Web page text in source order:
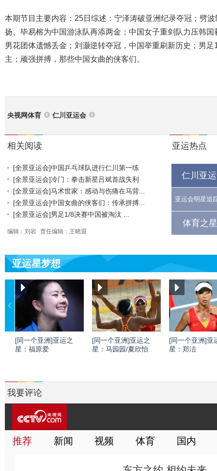
本期节目主要内容：25日综述：宁泽涛破亚洲纪录夺冠；劈波
扬、毕易榕为中国游泳队再添两金；中国女子重剑队力压韩
男花团体遗憾丢金；刘灏逆转夺冠，中国举重刷新历史；男
主；顽强拼搏，那些中国女曲的侠客们。
央视网体育 仁川亚运会
相关阅读
[全景亚运会]中国乒乓球队进行仁川第一练
[全景亚运会]冷门：拳击新星吕斌首战失利
[全景亚运会]马术世家：感动与伤痛在马背...
[全景亚运会]中国女曲的侠客们：传承拼搏...
[全景亚运会]男足1/8决赛中国被淘汰 ...
编辑：刘岩 责任编辑：王晓遐
亚运热点
仁川亚
亚运会明星追
体育之
亚运星梦想
[同一个亚洲]亚运之
星：福原爱
[同一个亚洲]亚运之
星：马园园/夏欣怡
[同一个亚洲]亚
星：郑洁
我要评论